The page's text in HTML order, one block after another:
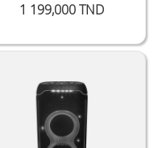
1 199,000 TND